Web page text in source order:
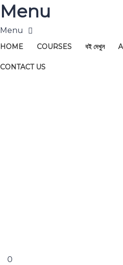
Menu
HOME COURSES বই দেখুন
CONTACT US
0